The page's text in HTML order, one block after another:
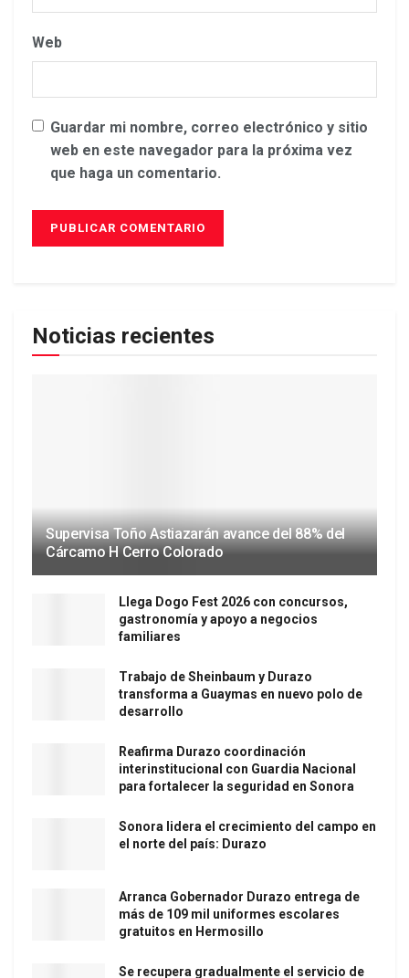
Web
Guardar mi nombre, correo electrónico y sitio
web en este navegador para la próxima vez
que haga un comentario.
Noticias recientes
Supervisa Toño Astiazarán avance del 88% del
Cárcamo H Cerro Colorado
Llega Dogo Fest 2026 con concursos,
gastronomía y apoyo a negocios
familiares
Trabajo de Sheinbaum y Durazo
transforma a Guaymas en nuevo polo de
desarrollo
Reafirma Durazo coordinación
interinstitucional con Guardia Nacional
para fortalecer la seguridad en Sonora
Sonora lidera el crecimiento del campo en
el norte del país: Durazo
Arranca Gobernador Durazo entrega de
más de 109 mil uniformes escolares
gratuitos en Hermosillo
Se recupera gradualmente el servicio de